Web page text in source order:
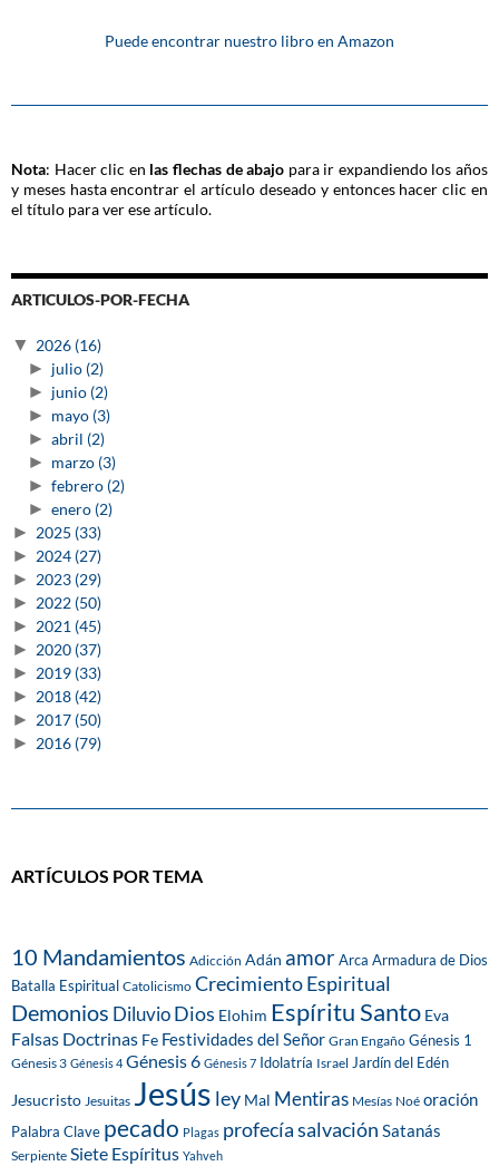
Puede encontrar nuestro libro en Amazon
Nota: Hacer clic en las flechas de abajo para ir expandiendo los años
y meses hasta encontrar el artículo deseado y entonces hacer clic en
el título para ver ese artículo.
ARTICULOS-POR-FECHA
▼ 2026 (16)
► julio (2)
► junio (2)
► mayo (3)
► abril (2)
► marzo (3)
► febrero (2)
► enero (2)
► 2025 (33)
► 2024 (27)
► 2023 (29)
► 2022 (50)
► 2021 (45)
► 2020 (37)
► 2019 (33)
► 2018 (42)
► 2017 (50)
► 2016 (79)
ARTÍCULOS POR TEMA
10 Mandamientos Adicción Adán amorArca Armadura de Dios
Batalla Espiritual Catolicismo Crecimiento Espiritual
Demonios DiluvioDios Elohim Espíritu Santo Eva
Falsas Doctrinas Fe Festividades del Señor Gran Engaño Génesis 1
Génesis 3 Génesis 4 Génesis 6 Génesis 7 Idolatría Israel Jardín del Edén
Jesucristo Jesuitas Jesús ley Mal Mentiras Mesías Noé oración
Palabra Clave pecado Plagas profecíasalvación Satanás
Serpiente Siete Espíritus Yahveh